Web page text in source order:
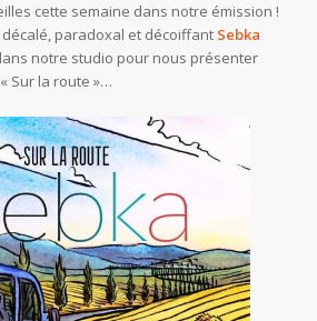
cette semaine dans notre émission !
décalé, paradoxal et décoiffant Sebka
notre studio pour nous présenter
Sur la route »…